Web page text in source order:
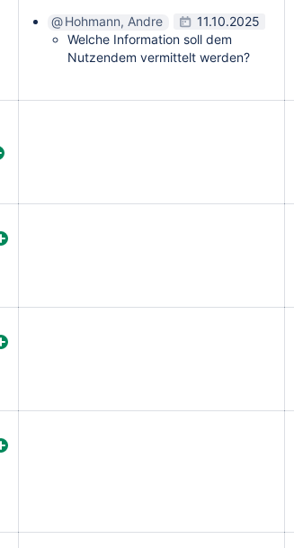
Hohmann, Andre
11.10.2025
Welche Information soll dem
Nutzendem vermittelt werden?